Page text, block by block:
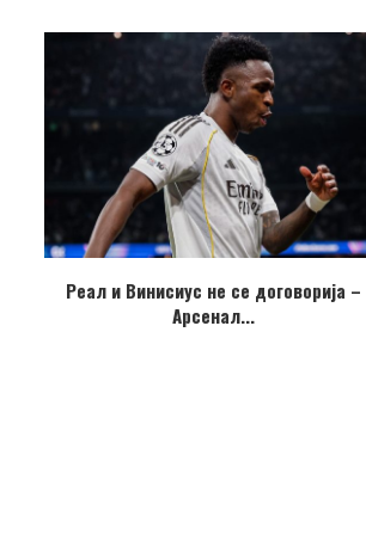
Реал и Винисиус не се договорија –
Арсенал...